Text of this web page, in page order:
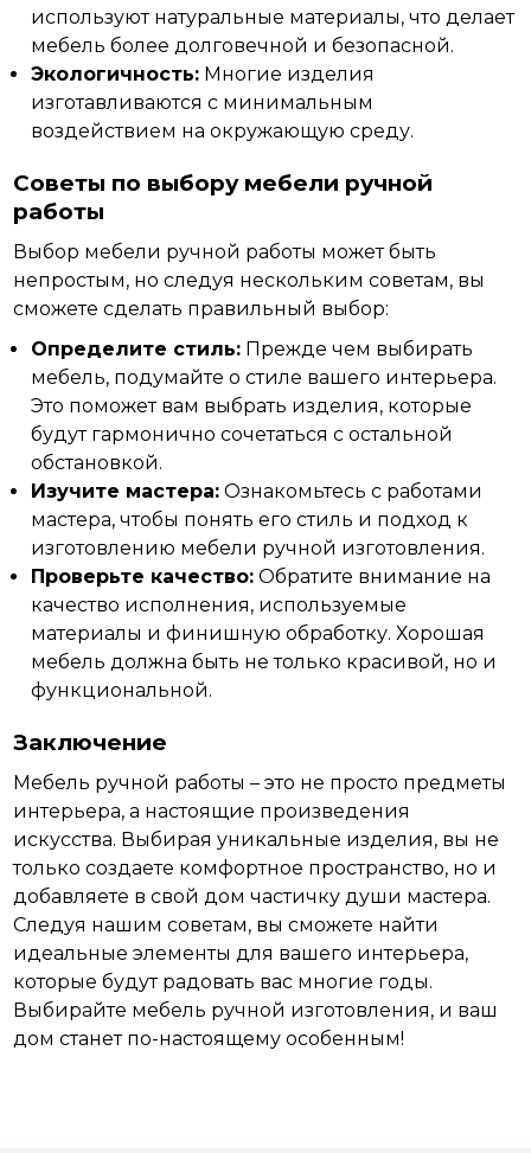
используют натуральные материалы, что делает
мебель более долговечной и безопасной.
Экологичность: Многие изделия
изготавливаются с минимальным
воздействием на окружающую среду.
Советы по выбору мебели ручной
работы
Выбор мебели ручной работы может быть
непростым, но следуя нескольким советам, вы
сможете сделать правильный выбор:
Определите стиль: Прежде чем выбирать
мебель, подумайте о стиле вашего интерьера.
Это поможет вам выбрать изделия, которые
будут гармонично сочетаться с остальной
обстановкой.
Изучите мастера: Ознакомьтесь с работами
мастера, чтобы понять его стиль и подход к
изготовлению мебели ручной изготовления.
Проверьте качество: Обратите внимание на
качество исполнения, используемые
материалы и финишную обработку. Хорошая
мебель должна быть не только красивой, но и
функциональной.
Заключение
Мебель ручной работы – это не просто предметы
интерьера, а настоящие произведения
искусства. Выбирая уникальные изделия, вы не
только создаете комфортное пространство, но и
добавляете в свой дом частичку души мастера.
Следуя нашим советам, вы сможете найти
идеальные элементы для вашего интерьера,
которые будут радовать вас многие годы.
Выбирайте мебель ручной изготовления, и ваш
дом станет по-настоящему особенным!